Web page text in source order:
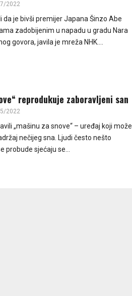
2022
da je bivši premijer Japana Šinzo Abe
zadobijenim u napadu u gradu Nara
govora, javila je mreža NHK....
reprodukuje zaboravljeni san
2022
„mašinu za snove“ – uređaj koji može
nečijeg sna. Ljudi često nešto
probude sjećaju se...